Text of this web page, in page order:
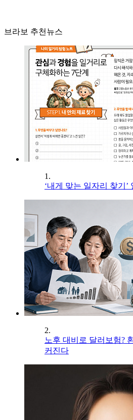
브라보 추천뉴스
1.
‘내게 맞는 일자리 찾기’
2.
노후 대비로 달러보험?
커진다